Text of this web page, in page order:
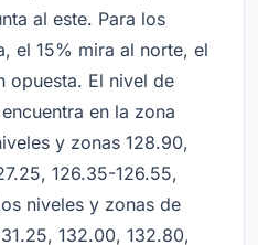
al este. Para los
el 15% mira al norte, el
opuesta. El nivel de
en la zona
y zonas 128.90,
126.35-126.55,
niveles y zonas de
132.00, 132.80,